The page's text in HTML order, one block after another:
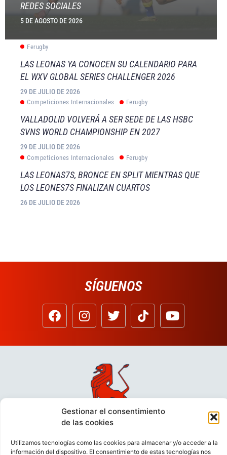
Gestionar el consentimiento
de las cookies
Utilizamos tecnologías como las cookies para almacenar y/o acceder a la
información del dispositivo. El consentimiento de estas tecnologías nos
REDES SOCIALES
5 DE AGOSTO DE 2026
Ferugby
LAS LEONAS YA CONOCEN SU CALENDARIO PARA
EL WXV GLOBAL SERIES CHALLENGER 2026
29 DE JULIO DE 2026
Competiciones Internacionales Ferugby
VALLADOLID VOLVERÁ A SER SEDE DE LAS HSBC
SVNS WORLD CHAMPIONSHIP EN 2027
29 DE JULIO DE 2026
Competiciones Internacionales Ferugby
LAS LEONAS7S, BRONCE EN SPLIT MIENTRAS QUE
LOS LEONES7S FINALIZAN CUARTOS
26 DE JULIO DE 2026
SÍGUENOS